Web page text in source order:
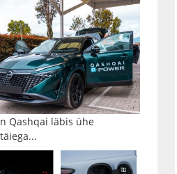
Qashqai läbis ühe